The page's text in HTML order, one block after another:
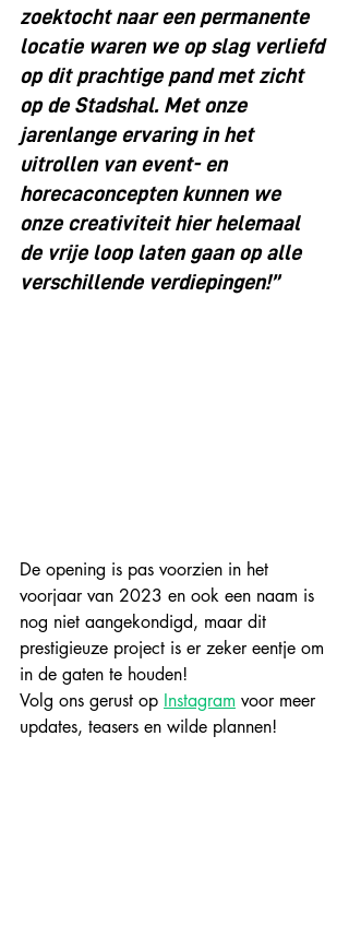
zoektocht naar een permanente
locatie waren we op slag verliefd
op dit prachtige pand met zicht
op de Stadshal. Met onze
jarenlange ervaring in het
uitrollen van event- en
horecaconcepten kunnen we
onze creativiteit hier helemaal
de vrije loop laten gaan op alle
verschillende verdiepingen!”
De opening is pas voorzien in het
voorjaar van 2023 en ook een naam is
nog niet aangekondigd, maar dit
prestigieuze project is er zeker eentje om
in de gaten te houden!
Volg ons gerust op Instagram voor meer
updates, teasers en wilde plannen!